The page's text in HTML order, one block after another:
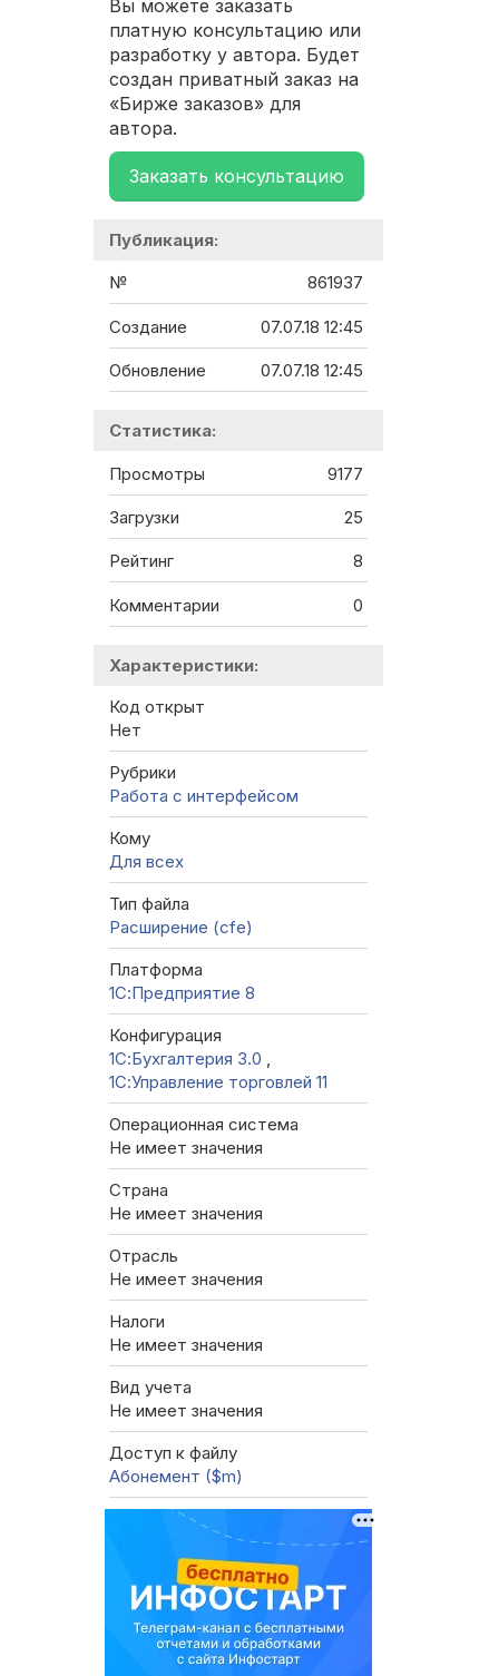
Вы можете заказать
платную консультацию или
разработку у автора. Будет
создан приватный заказ на
«Бирже заказов» для
автора.
Заказать консультацию
Публикация:
№ 861937
Создание 07.07.18 12:45
Обновление 07.07.18 12:45
Статистика:
Просмотры 9177
Загрузки 25
Рейтинг 8
Комментарии 0
Характеристики:
Код открыт
Нет
Рубрики
Работа с интерфейсом
Кому
Для всех
Тип файла
Расширение (cfe)
Платформа
1С:Предприятие 8
Конфигурация
1С:Бухгалтерия 3.0 ,
1С:Управление торговлей 11
Операционная система
Не имеет значения
Страна
Не имеет значения
Отрасль
Не имеет значения
Налоги
Не имеет значения
Вид учета
Не имеет значения
Доступ к файлу
Абонемент ($m)